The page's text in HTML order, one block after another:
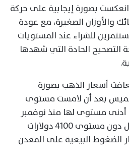
انعكست بصورة إيجابية على حركة
والأوزان الصغيرة، مع عودة
للشراء عند المستويات
التصحيح الحادة التي شهدها
أسعار الذهب بصورة
بعد أن لامست مستوى
وهو أدنى مستوى لها منذ نوفمبر
2025، إلا أنها لا تزال تتداول دون مستوى 4100 دولارات
الضغوط البيعية على المعدن